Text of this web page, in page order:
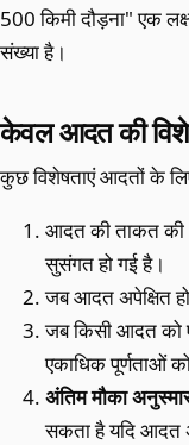
500 किमी दौड़ना" एक
संख्या है।
केवल आदत की
कुछ विशेषताएं आदतों के लिए
आदत की ताकत की
सुसंगत हो गई है।
जब आदत अपेक्षित
जब किसी आदत को
एकाधिक पूर्णताओं
अंतिम मौका
सकता है यदि आदत